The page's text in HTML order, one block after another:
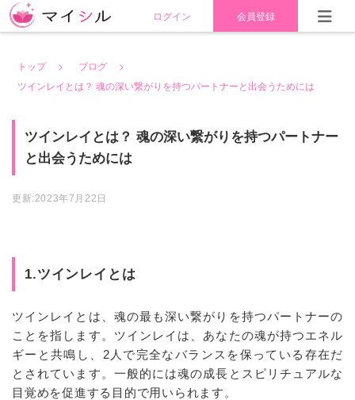
ログイン 会員登録
トップ
ブログ
ツインレイとは？ 魂の深い繋がりを持つパートナーと出会うためには
ツインレイとは？ 魂の深い繋がりを持つパートナー
と出会うためには
更新:2023年7月22日
1.ツインレイとは
ツインレイとは、魂の最も深い繋がりを持つパートナーの
ことを指します。ツインレイは、あなたの魂が持つエネル
ギーと共鳴し、2人で完全なバランスを保っている存在だ
とされています。一般的には魂の成長とスピリチュアルな
目覚めを促進する目的で用いられます。